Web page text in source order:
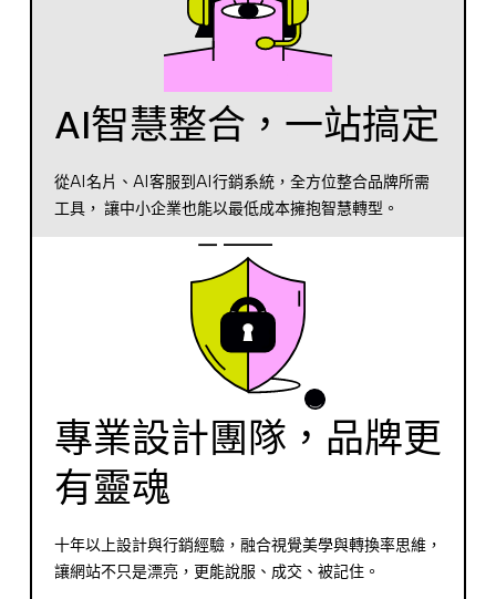
AI智慧整合，一站搞定
從AI名片、AI客服到AI行銷系統，全方位整合品牌所需
工具， 讓中小企業也能以最低成本擁抱智慧轉型。
專業設計團隊，品牌更
有靈魂
十年以上設計與行銷經驗，融合視覺美學與轉換率思維，
讓網站不只是漂亮，更能說服、成交、被記住。